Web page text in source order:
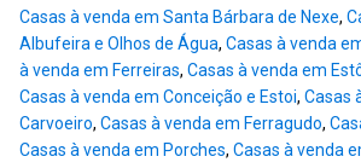
Casas à venda em Santa Bárbara de Nexe,
Albufeira e Olhos de Água, Casas à venda
à venda em Ferreiras, Casas à venda em
Casas à venda em Conceição e Estoi, Casas
Carvoeiro, Casas à venda em Ferragudo,
Casas à venda em Porches, Casas à venda